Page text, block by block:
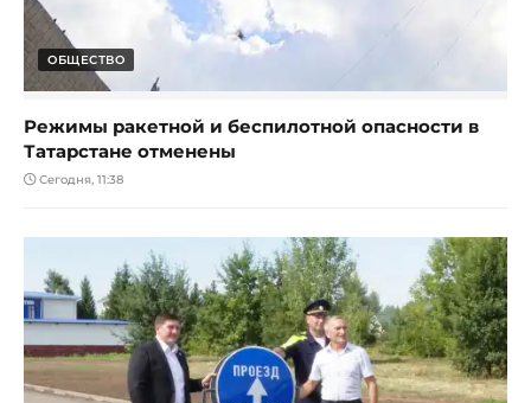
ОБЩЕСТВО
Режимы ракетной и беспилотной опасности в
Татарстане отменены
Сегодня, 11:38